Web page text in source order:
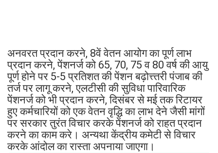
अनवरत प्रदान करने, 8वें वेतन आयोग का पूर्ण लाभ
प्रदान करने, पेंशनर्ज को 65, 70, 75 व 80 वर्ष की आयु
पूर्ण होने पर 5-5 प्रतिशत की पेंशन बढ़ोत्त्तरी पंजाब की
तर्ज पर लागू करने, एलटीसी की सुविधा पारिवारिक
पेंशनर्ज को भी प्रदान करने, दिसंबर से मई तक रिटायर
हुए कर्मचारियों को एक वेतन वृद्धि का लाभ देने जैसी मांगों
पर सरकार तुरंत विचार करके पेंशनर्ज को राहत प्रदान
करने का काम करे। अन्यथा केंद्रीय कमेटी से विचार
करके आंदोल का रास्ता अपनाया जाएगा।